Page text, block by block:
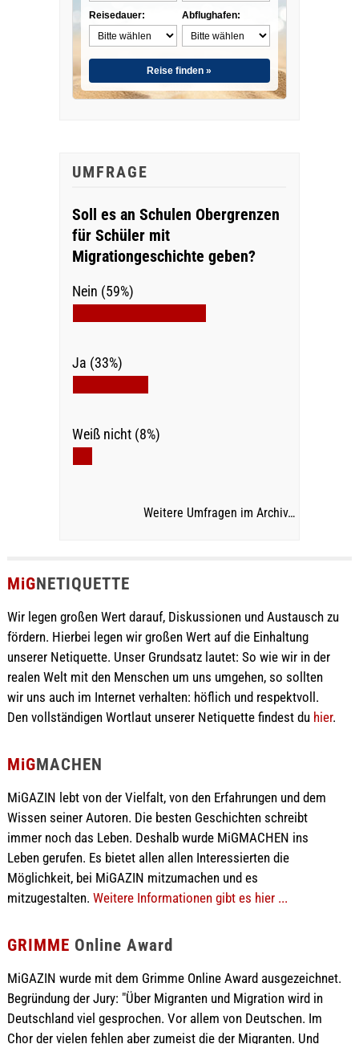
Reisedauer: Abflughafen:
Reise finden »
UMFRAGE
Soll es an Schulen Obergrenzen
für Schüler mit
Migrationgeschichte geben?
Nein (59%)
Ja (33%)
Weiß nicht (8%)
Weitere Umfragen im Archiv…
MiGNETIQUETTE
Wir legen großen Wert darauf, Diskussionen und Austausch zu
fördern. Hierbei legen wir großen Wert auf die Einhaltung
unserer Netiquette. Unser Grundsatz lautet: So wie wir in der
realen Welt mit den Menschen um uns umgehen, so sollten
wir uns auch im Internet verhalten: höflich und respektvoll.
Den vollständigen Wortlaut unserer Netiquette findest du hier.
MiGMACHEN
MiGAZIN lebt von der Vielfalt, von den Erfahrungen und dem
Wissen seiner Autoren. Die besten Geschichten schreibt
immer noch das Leben. Deshalb wurde MiGMACHEN ins
Leben gerufen. Es bietet allen allen Interessierten die
Möglichkeit, bei MiGAZIN mitzumachen und es
mitzugestalten. Weitere Informationen gibt es hier ...
GRIMME Online Award
MiGAZIN wurde mit dem Grimme Online Award ausgezeichnet.
Begründung der Jury: "Über Migranten und Migration wird in
Deutschland viel gesprochen. Vor allem von Deutschen. Im
Chor der vielen fehlen aber zumeist die der Migranten. Und